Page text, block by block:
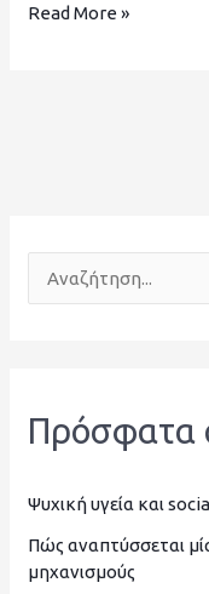
Read More »
η
σ
η
Πρόσφατα
Ψυχική υγεία και
Πώς αναπτύσσεται
μηχανισμούς